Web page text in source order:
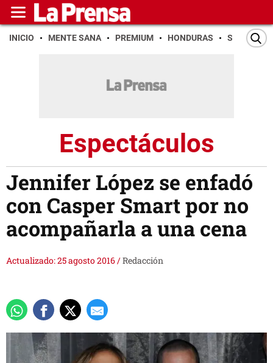
INICIO MENTE SANA PREMIUM HONDURAS SAN PEDRO
Espectáculos
Jennifer López se enfadó
con Casper Smart por no
acompañarla a una cena
Actualizado: 25 agosto 2016/Redacción